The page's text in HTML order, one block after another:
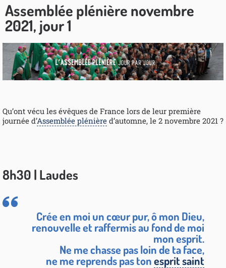
Assemblée plénière novembre
2021, jour 1
Qu’ont vécu les évêques de France lors de leur première
journée d’Assemblée plénière d’automne, le 2 novembre 2021 ?
8h30 | Laudes
Crée en moi un cœur pur, ô mon Dieu,
renouvelle et raffermis au fond de moi
mon esprit.
Ne me chasse pas loin de ta face,
ne me reprends pas tonesprit saint